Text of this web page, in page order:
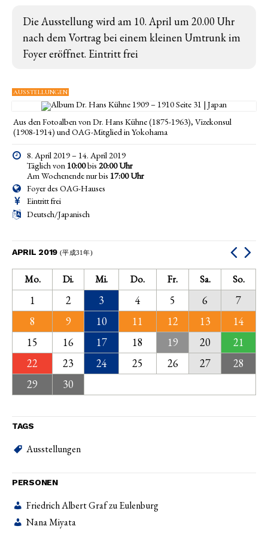
Die Ausstellung wird am 10. April um 20.00 Uhr
nach dem Vortrag bei einem kleinen Umtrunk im
Foyer eröffnet. Eintritt frei
AUSSTELLUNGEN
Aus den Fotoalben von Dr. Hans Kühne (1875-1963), Vizekonsul
(1908-1914) und OAG-Mitglied in Yokohama
8. April 2019 – 14. April 2019
Täglich von 10:00bis 20:00 Uhr
Am Wochenende nur bis 17:00Uhr
Foyer des OAG-Hauses
Eintritt frei
Deutsch/Japanisch
APRIL 2019 (平成31年)
Mo. Di. Mi. Do. Fr. Sa. So.
1 2 3 4 5 6
7
8
9 10 11 12 13
14
15
16 17 18 19 20
21
22
23 24 25 26 27
28
29
30
TAGS
Ausstellungen
PERSONEN
Friedrich Albert Graf zu Eulenburg
Nana Miyata